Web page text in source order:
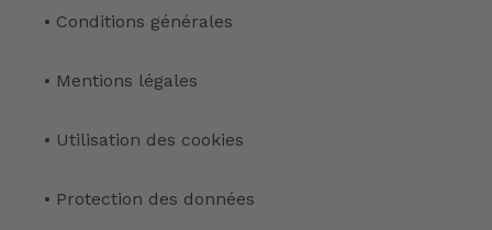
• Conditions générales
• Mentions légales
• Utilisation des cookies
• Protection des données